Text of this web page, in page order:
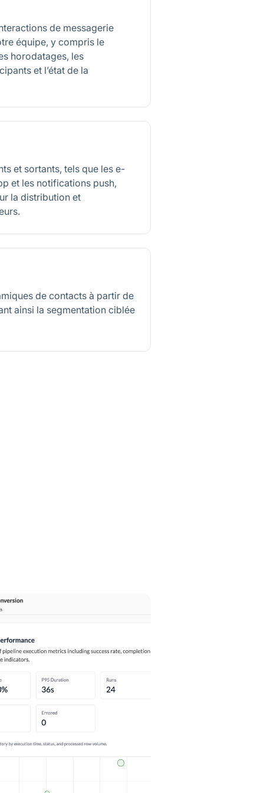
de messagerie
équipe, y compris le
horodatages, les
et l’état de la
et sortants, tels que les e-
et les notifications push,
la distribution et
de contacts à partir de
ainsi la segmentation ciblée